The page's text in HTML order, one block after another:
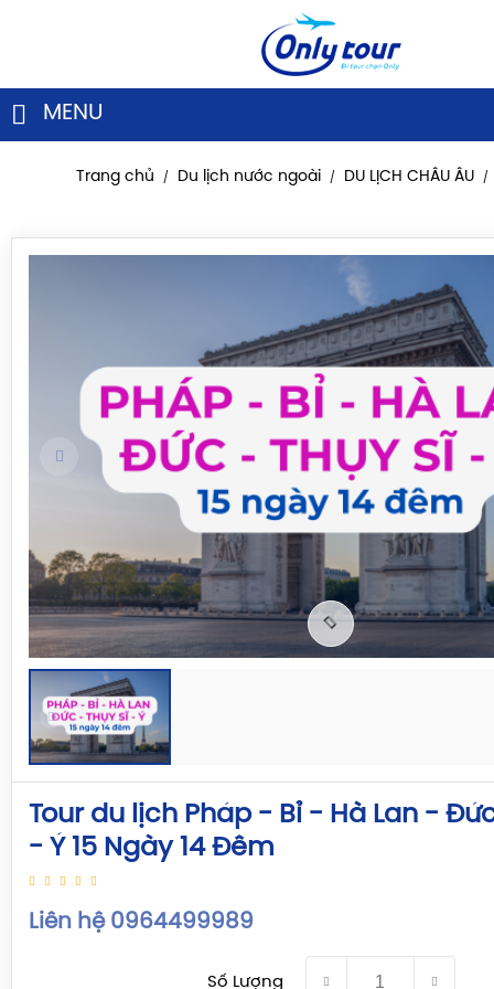
MENU
Trang chủ / Du lịch nước ngoài / DU LỊCH CHÂU ÂU /
Tour du lịch Pháp - Bỉ - Hà Lan -
- Ý 15 Ngày 14 Đêm
Liên hệ 0964499989
Số Lượng